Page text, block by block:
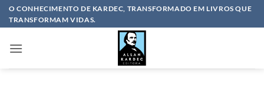
SkipO CONHECIMENTO DE KARDEC, TRANSFORMADO EM LIVROS QUE
TRANSFORMAM VIDAS.